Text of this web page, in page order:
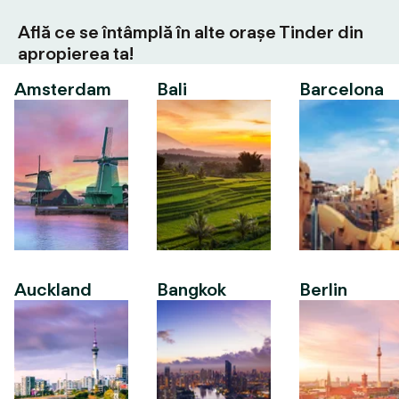
Află ce se întâmplă în alte orașe Tinder din
apropierea ta!
Amsterdam
Auckland
Bali
Bangkok
Barcelona
Berlin